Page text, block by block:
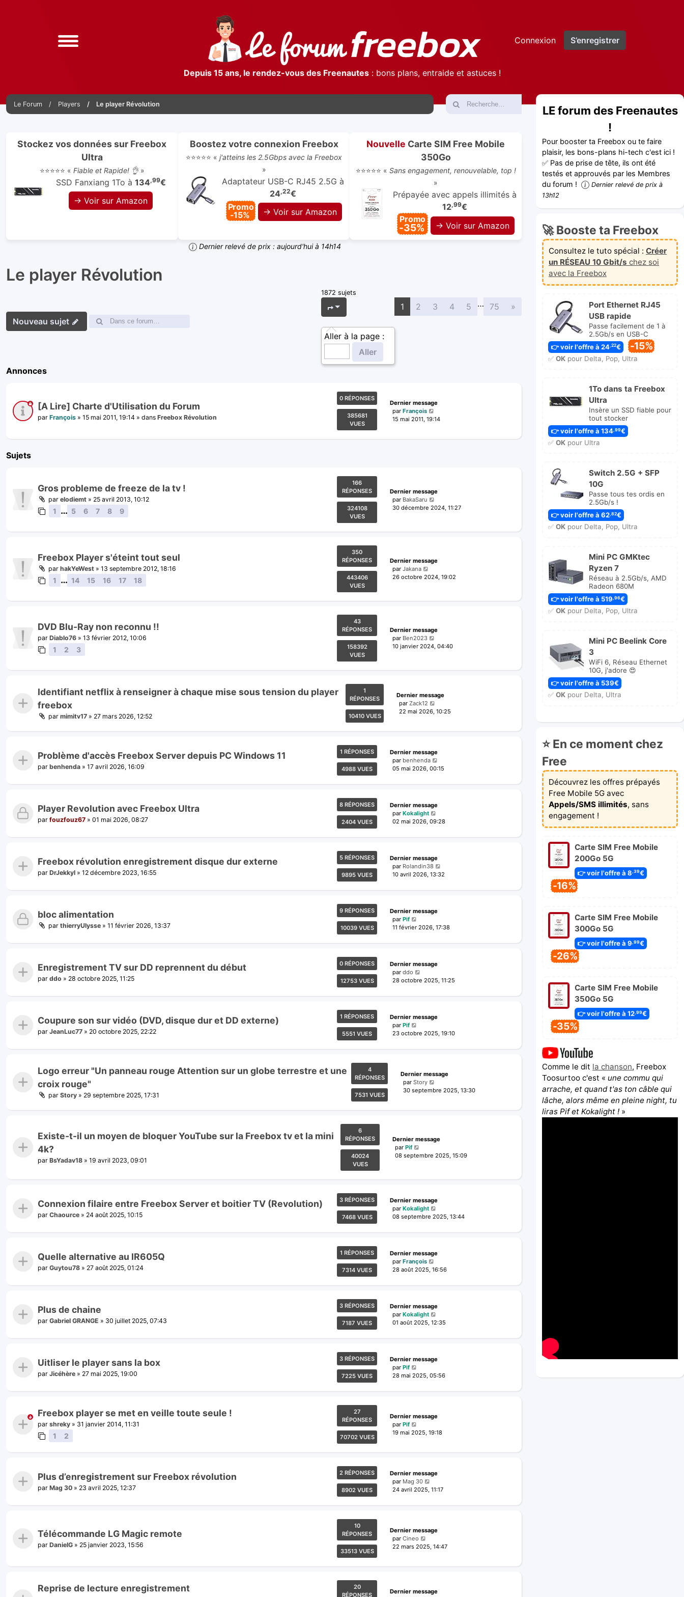
Connexion S’enregistrer
Depuis 15 ans, le rendez-vous des Freenautes: bons plans, entraide et astuces !
Le Forum Players Le player Révolution
Stockez vos données sur Freebox
Ultra
⭐⭐⭐⭐⭐ « Fiable et Rapide! 👌»
SSD Fanxiang 1To à 134,99€
→ Voir sur Amazon
Boostez votre connexion Freebox
⭐⭐⭐⭐⭐ « j'atteins les 2.5Gbps avec la Freebox
»
Adaptateur USB-C RJ45 2.5G à
24,22€
Promo
-15%
→ Voir sur Amazon
Nouvelle Carte SIM Free Mobile
350Go
⭐⭐⭐⭐⭐ « Sans engagement, renouvelable, top !
»
Prépayée avec appels illimités à
12,99€
Promo
-35% → Voir sur Amazon
Dernier relevé de prix : aujourd'hui à 14h14
Le player Révolution
Nouveau sujet
1872 sujets
Page
Aller à la page :
1 2 3 4 5 … 75 »
Annonces
[A Lire] Charte d'Utilisation du Forum
par François » 15 mai 2011, 19:14 » dans Freebox Révolution
0 RÉPONSES
385681
VUES
Dernier message
par François
15 mai 2011, 19:14
Sujets
Gros probleme de freeze de la tv !
par elodiemt » 25 avril 2013, 10:12
1 … 5 6 7 8 9
166
RÉPONSES
324108
VUES
Dernier message
par BakaSaru
30 décembre 2024, 11:27
Freebox Player s'éteint tout seul
par hakYeWest » 13 septembre 2012, 18:16
1 … 14 15 16 17 18
350
RÉPONSES
443406
VUES
Dernier message
par Jakana
26 octobre 2024, 19:02
DVD Blu-Ray non reconnu !!
par Diablo76 » 13 février 2012, 10:06
1 2 3
43
RÉPONSES
158392
VUES
Dernier message
par Ben2023
10 janvier 2024, 04:40
Identifiant netflix à renseigner à chaque mise sous tension du player
freebox
par mimitv17 » 27 mars 2026, 12:52
1
RÉPONSES
10410 VUES
Dernier message
parZack12
22 mai 2026, 10:25
Problème d'accès Freebox Server depuis PC Windows 11
par benhenda » 17 avril 2026, 16:09
1 RÉPONSES
4988 VUES
Dernier message
par benhenda
05 mai 2026, 00:15
Player Revolution avec Freebox Ultra
par fouzfouz67 » 01 mai 2026, 08:27
8 RÉPONSES
2404 VUES
Dernier message
par Kokalight
02 mai 2026, 09:28
Freebox révolution enregistrement disque dur externe
par DrJekkyl » 12 décembre 2023, 16:55
5 RÉPONSES
9895 VUES
Dernier message
par Rolandin38
10 avril 2026, 13:32
bloc alimentation
par thierryUlysse » 11 février 2026, 13:37
9 RÉPONSES
10039 VUES
Dernier message
par Pif
11 février 2026, 17:38
Enregistrement TV sur DD reprennent du début
par ddo » 28 octobre 2025, 11:25
0 RÉPONSES
12753 VUES
Dernier message
par ddo
28 octobre 2025, 11:25
Coupure son sur vidéo (DVD, disque dur et DD externe)
par JeanLuc77 » 20 octobre 2025, 22:22
1 RÉPONSES
5551 VUES
Dernier message
par Pif
23 octobre 2025, 19:10
Logo erreur "Un panneau rouge Attention sur un globe terrestre et une
croix rouge"
par Story » 29 septembre 2025, 17:31
4
RÉPONSES
7531 VUES
Dernier message
parStory
30 septembre 2025, 13:30
Existe-t-il un moyen de bloquer YouTube sur la Freebox tv et la mini
4k?
par BsYadav18 » 19 avril 2023, 09:01
6
RÉPONSES
40024
VUES
Dernier message
parPif
08 septembre 2025, 15:09
Connexion filaire entre Freebox Server et boitier TV (Revolution)
par Chaource » 24 août 2025, 10:15
3 RÉPONSES
7468 VUES
Dernier message
par Kokalight
08 septembre 2025, 13:44
Quelle alternative au IR605Q
par Guytou78 » 27 août 2025, 01:24
1 RÉPONSES
7314 VUES
Dernier message
par François
28 août 2025, 16:56
Plus de chaine
par Gabriel GRANGE » 30 juillet 2025, 07:43
3 RÉPONSES
7187 VUES
Dernier message
par Kokalight
01 août 2025, 12:35
Uitliser le player sans la box
par Jicéhère » 27 mai 2025, 19:00
3 RÉPONSES
7225 VUES
Dernier message
par Pif
28 mai 2025, 05:56
Freebox player se met en veille toute seule !
par shreky » 31 janvier 2014, 11:31
1 2
27
RÉPONSES
70702 VUES
Dernier message
par Pif
19 mai 2025, 19:18
Plus d’enregistrement sur Freebox révolution
par Mag 30 » 23 avril 2025, 12:37
2 RÉPONSES
8902 VUES
Dernier message
par Mag 30
24 avril 2025, 11:17
Télécommande LG Magic remote
par DanielG » 25 janvier 2023, 15:56
10
RÉPONSES
33513 VUES
Dernier message
par Cineo
22 mars 2025, 14:47
Reprise de lecture enregistrement
20
RÉPONSES
Dernier message
LE forum des Freenautes
!
Pour booster ta Freebox ou te faire
plaisir, les bons-plans hi-tech c'est ici !
✅ Pas de prise de tête, ils ont été
testés et approuvés par les Membres
du forum !
Dernier relevé de prix à
13h12
🚀 Booste ta Freebox
Consultez le tuto spécial : Créer
un RÉSEAU 10 Gbit/s chez soi
avec la Freebox
Port Ethernet RJ45
USB rapide
Passe facilement de 1 à
2.5Gb/s en USB-C
👉 voir l'offre à 24,22€ -15%
✅ OKpour Delta, Pop, Ultra
1To dans ta Freebox
Ultra
Insère un SSD fiable pour
tout stocker
👉 voir l'offre à 134 ,99€
✅ OKpour Ultra
Switch 2.5G + SFP
10G
Passe tous tes ordis en
2.5Gb/s !
👉 voir l'offre à 62,82€
✅ OKpour Delta, Pop, Ultra
Mini PC GMKtec
Ryzen 7
Réseau à 2.5Gb/s, AMD
Radeon 680M
👉 voir l'offre à 519,96€
✅ OKpour Delta, Pop, Ultra
Mini PC Beelink Core
3
WiFi 6, Réseau Ethernet
10G, j'adore 😍
👉 voir l'offre à 539€
✅ OKpour Delta, Ultra
⭐ En ce moment chez
Free
Découvrez les offres prépayés
Free Mobile 5G avec
Appels/SMS illimités, sans
engagement !
Carte SIM Free Mobile
200Go 5G
👉 voir l'offre à 8,39€
-16%
Carte SIM Free Mobile
300Go 5G
👉 voir l'offre à 9 ,99€
-26%
Carte SIM Free Mobile
350Go 5G
👉 voir l'offre à 12,99€
-35%
Comme le dit la chanson, Freebox
Toosurtoo c'est « une commu qui
arrache, et quand t'as ton câble qui
lâche, alors même en pleine night, tu
liras Pif et Kokalight ! »